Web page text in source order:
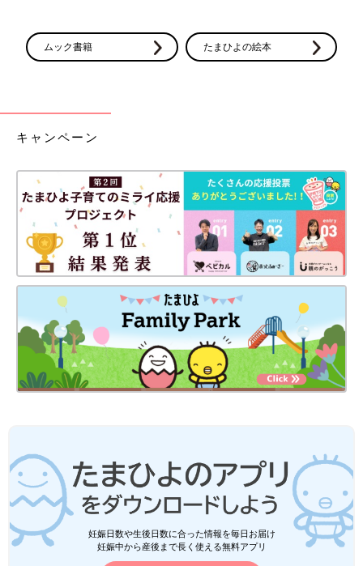
ムック書籍 たまひよの絵本
キャンペーン
妊娠日数や生後日数に合った情報を毎日お届け
妊娠中から産後まで長く使える無料アプリ